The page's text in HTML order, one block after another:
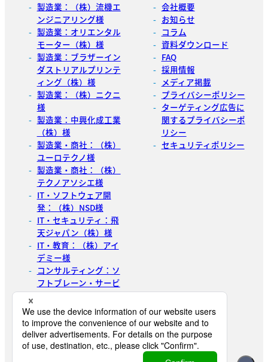
製造業：（株）流機エ
ンジニアリング様
製造業：オリエンタル
モーター（株）様
製造業：ブラザーイン
ダストリアルプリンテ
ィング（株）様
製造業：（株）ニクニ
様
製造業：中興化成工業
（株）様
製造業・商社：（株）
ユーロテクノ様
製造業・商社：（株）
テクノアソシエ様
IT・ソフトウェア開
発：（株）NSD様
IT・セキュリティ：飛
天ジャパン（株）様
IT・教育：（株）アイ
デミー様
コンサルティング：ソ
フトブレーン・サービ
ス（株）様
展示会主催：（株）イ
ノベント様
会社概要
お知らせ
コラム
資料ダウンロード
FAQ
採用情報
メディア掲載
プライバシーポリシー
ターゲティング広告に
関するプライバシーポ
リシー
セキュリティポリシー